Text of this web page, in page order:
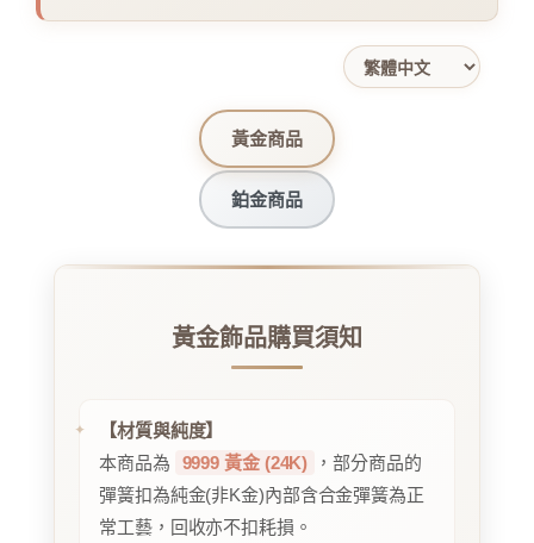
黃金商品
鉑金商品
黃金飾品購買須知
【材質與純度】
本商品為
9999 黃金 (24K)
，部分商品的
彈簧扣為純金(非K金)內部含合金彈簧為正
常工藝，回收亦不扣耗損。